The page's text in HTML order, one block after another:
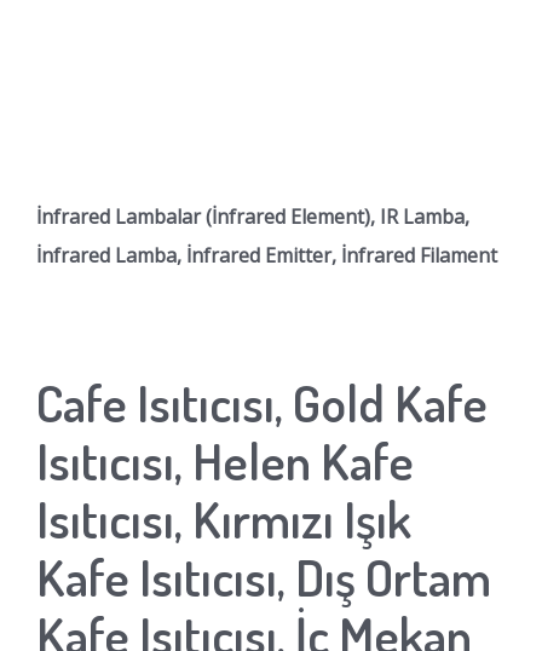
İnfrared Lambalar (İnfrared Element), IR Lamba,
İnfrared Lamba, İnfrared Emitter, İnfrared Filament
Cafe Isıtıcısı, Gold Kafe
Isıtıcısı, Helen Kafe
Isıtıcısı, Kırmızı Işık
Kafe Isıtıcısı, Dış Ortam
Kafe Isıtıcısı, İç Mekan